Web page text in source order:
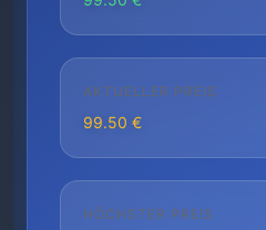
AKTUELLER PREIS
99.50 €
HÖCHSTER PREIS